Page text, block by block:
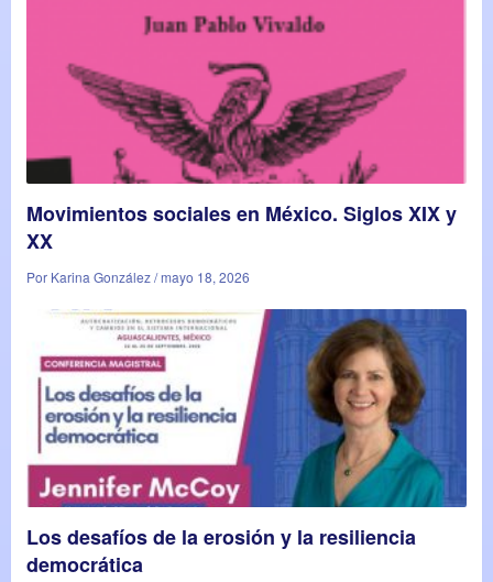
Movimientos sociales en México. Siglos XIX y
XX
Por Karina González / mayo 18, 2026
Los desafíos de la erosión y la resiliencia
democrática